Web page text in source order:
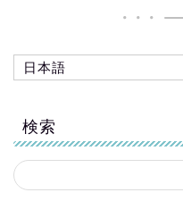
日本語
検索